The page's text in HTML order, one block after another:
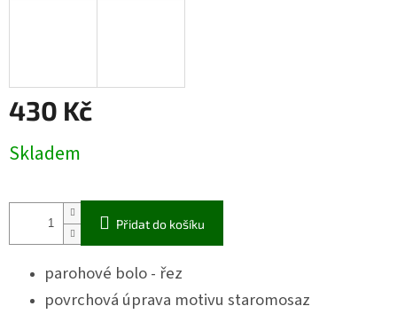
430 Kč
cena:
Skladem
Přidat do košíku
parohové bolo - řez
povrchová úprava motivu staromosaz